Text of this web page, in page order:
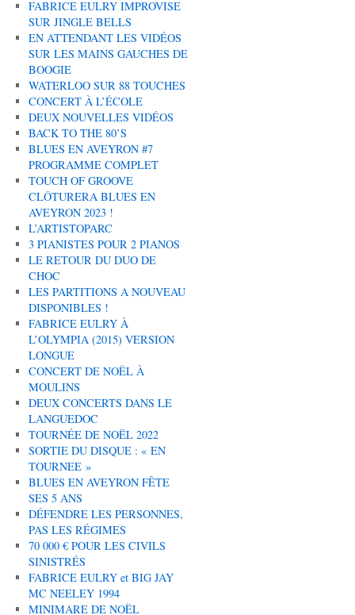
FABRICE EULRY IMPROVISE
SUR JINGLE BELLS
EN ATTENDANT LES VIDÉOS
SUR LES MAINS GAUCHES DE
BOOGIE
WATERLOO SUR 88 TOUCHES
CONCERT À L’ÉCOLE
DEUX NOUVELLES VIDÉOS
BACK TO THE 80’S
BLUES EN AVEYRON #7
PROGRAMME COMPLET
TOUCH OF GROOVE
CLÔTURERA BLUES EN
AVEYRON 2023 !
L’ARTISTOPARC
3 PIANISTES POUR 2 PIANOS
LE RETOUR DU DUO DE
CHOC
LES PARTITIONS A NOUVEAU
DISPONIBLES !
FABRICE EULRY À
L’OLYMPIA (2015) VERSION
LONGUE
CONCERT DE NOËL À
MOULINS
DEUX CONCERTS DANS LE
LANGUEDOC
TOURNÉE DE NOËL 2022
SORTIE DU DISQUE : « EN
TOURNEE »
BLUES EN AVEYRON FÊTE
SES 5 ANS
DÉFENDRE LES PERSONNES,
PAS LES RÉGIMES
70 000 € POUR LES CIVILS
SINISTRÉS
FABRICE EULRY et BIG JAY
MC NEELEY 1994
MINIMARE DE NOËL